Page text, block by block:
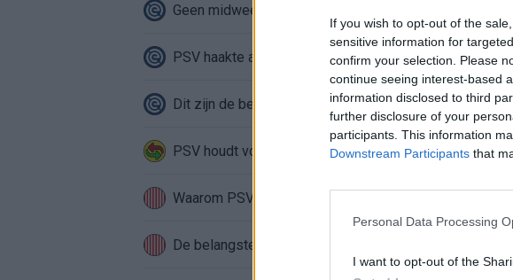
If you wish to opt-out of the
sensitive information for
confirm your selection. Please
continue seeing interest-based
information disclosed to third
further disclosure of your
participants. This information
Downstream Participants that
Personal Data Processing
I want to opt-out of the
Geen midweekse speelrondes meer in 26/27: dit is het
PSV haakte af voor Mats Rots: miljoenentransfer legt
Dit zijn de belangrijkste speeldata van het Eredivisie-
PSV houdt voet bij stuk in Saibari-deal en dwingt
Waarom PSV niet langer verkoopt wanneer de markt
De belangstelling voor Saibari zegt iets over de positie